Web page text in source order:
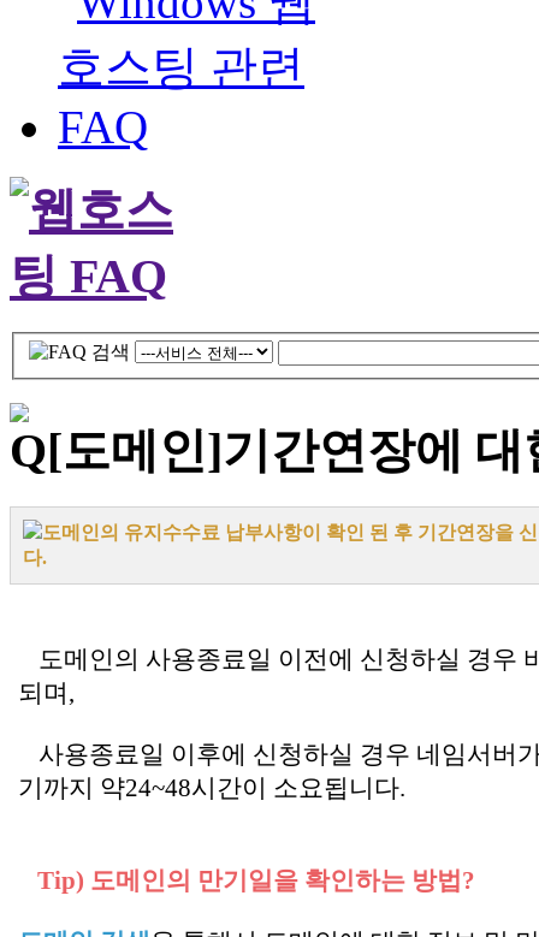
[도메인]기간연장에
도메인의 유지수수료 납부사항이 확인 된 후 기간연장을
다.
도메인의 사용종료일 이전에 신청하실 경우
되며,
사용종료일 이후에 신청하실 경우 네임서버
기까지 약24~48시간이 소요됩니다.
Tip) 도메인의 만기일을 확인하는 방법?